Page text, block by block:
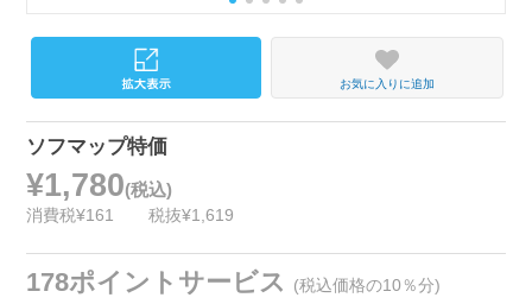
お気に入りに追加
ソフマップ特価
¥1,780(税込)
消費税¥161 税抜¥1,619
178ポイントサービス (税込価格の10％分)